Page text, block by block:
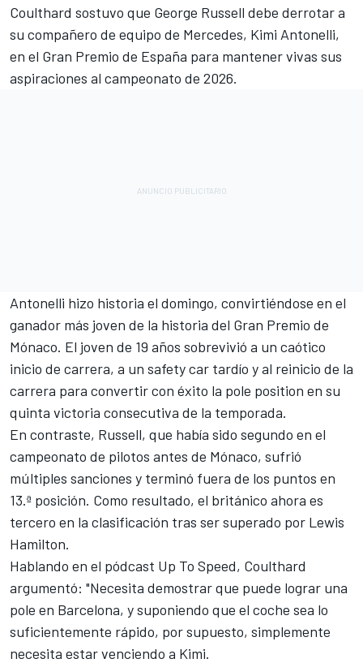
Coulthard sostuvo que George Russell debe derrotar a
su compañero de equipo de Mercedes, Kimi Antonelli,
en el Gran Premio de España para mantener vivas sus
aspiraciones al campeonato de 2026.
Antonelli hizo historia el domingo, convirtiéndose en el
ganador más joven de la historia del Gran Premio de
Mónaco. El joven de 19 años sobrevivió a un caótico
inicio de carrera, a un safety car tardío y al reinicio de la
carrera para convertir con éxito la pole position en su
quinta victoria consecutiva de la temporada.
En contraste, Russell, que había sido segundo en el
campeonato de pilotos antes de Mónaco, sufrió
múltiples sanciones y terminó fuera de los puntos en
13.ª posición. Como resultado, el británico ahora es
tercero en la clasificación tras ser superado por Lewis
Hamilton.
Hablando en el pódcast Up To Speed, Coulthard
argumentó: "Necesita demostrar que puede lograr una
pole en Barcelona, y suponiendo que el coche sea lo
suficientemente rápido, por supuesto, simplemente
necesita estar venciendo a Kimi.